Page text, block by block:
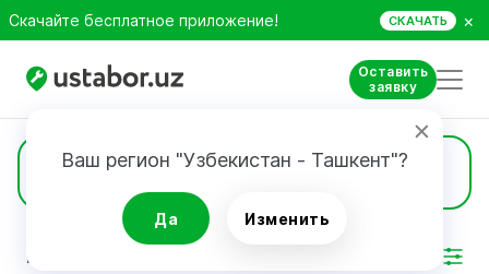
Скачайте бесплатное приложение! СКАЧАТЬ ×
Оставить
заявку
Ваш регион "Узбекистан - Ташкент"?
Да Изменить
Ванные комнаты 40
РЕЗУЛЬТАТ